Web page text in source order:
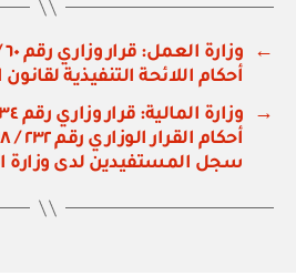
←
أحكام اللائحة التنفيذية
→
سجل المستفيدين لدى وزارة